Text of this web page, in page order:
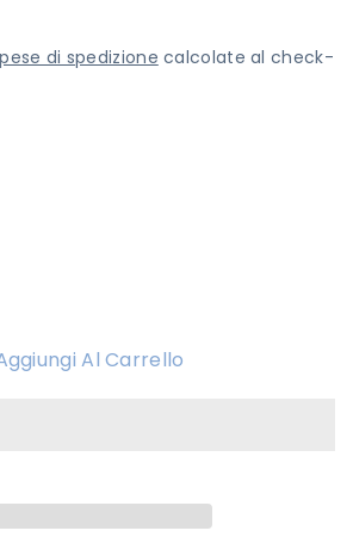
di spedizione calcolate al check-
Al Carrello